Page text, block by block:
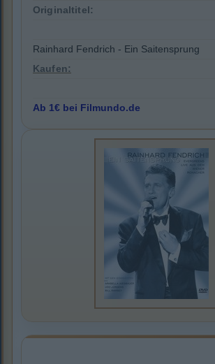
Originaltitel:
Rainhard Fendrich - Ein Saitensprung
Kaufen:
Ab 1€ bei Filmundo.de